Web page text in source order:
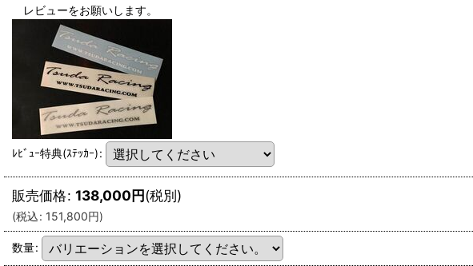
レビューをお願いします。
ﾚﾋﾞｭｰ特典(ｽﾃｯｶｰ):
販売価格: 138,000円(税別)
(税込: 151,800円)
数量: